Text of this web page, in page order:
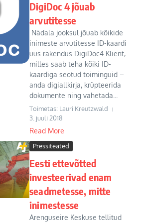
DigiDoc 4 jõuab
arvutitesse
Nädala jooksul jõuab kõikide
inimeste arvutitesse ID-kaardi
uus rakendus DigiDoc4 Klient,
milles saab teha kõiki ID-
kaardiga seotud toiminguid –
anda digiallkirja, krüpteerida
dokumente ning vahetada...
Toimetas: Lauri Kreutzwald
3. juuli 2018
Read More
Pressiteated
Eesti ettevõtted
investeerivad enam
seadmetesse, mitte
inimestesse
Arenguseire Keskuse tellitud